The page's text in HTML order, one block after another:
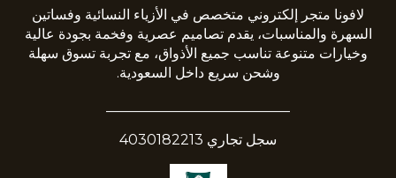
لافونا متجر إلكتروني متخصص في الأزياء النسائية وفساتين
السهرة والمناسبات، يقدم تصاميم عصرية وفخمة بجودة عالية
وخيارات متنوعة تناسب جميع الأذواق، مع تجربة تسوق سهلة
وشحن سريع داخل السعودية.
سجل تجاري 4030182213